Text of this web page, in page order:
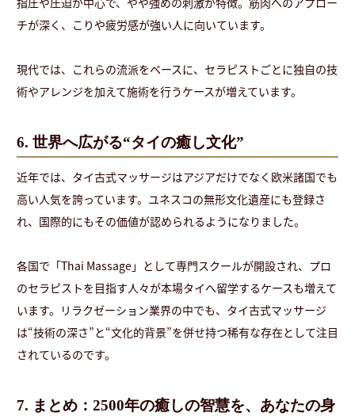
チが深く、こりや疲労感が強い人に向いています。
現代では、これらの流派をベースに、セラピストごとに独自の技
術やアレンジを加えて施術を行うケースが増えています。
6. 世界へ広がる“タイの癒し文化”
近年では、タイ古式マッサージはアジアだけでなく欧米諸国でも
高い人気を誇っています。ユネスコの無形文化遺産にも登録さ
れ、国際的にもその価値が認められるようになりました。
各国で「Thai Massage」として専門スクールが開設され、プロ
のセラピストを目指す人々が本場タイへ留学するケースも増えて
います。リラクゼーション業界の中でも、タイ古式マッサージ
は“技術の深さ”と“文化的背景”を併せ持つ稀有な存在として注目
されているのです。
7. まとめ：2500年の癒しの智慧を、あなたの身